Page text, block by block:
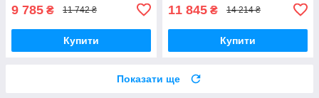
9 785 ₴ 11 742 ₴
Купити
11 845 ₴ 14 214 ₴
Купити
Показати ще